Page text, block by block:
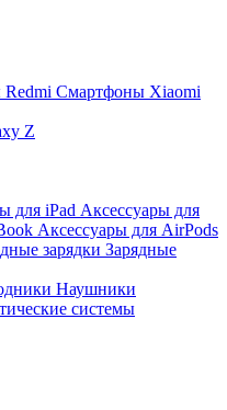
Смартфоны Xiaomi
Z
для iPad Аксессуары для
Аксессуары для AirPods
зарядки Зарядные
Наушники
системы